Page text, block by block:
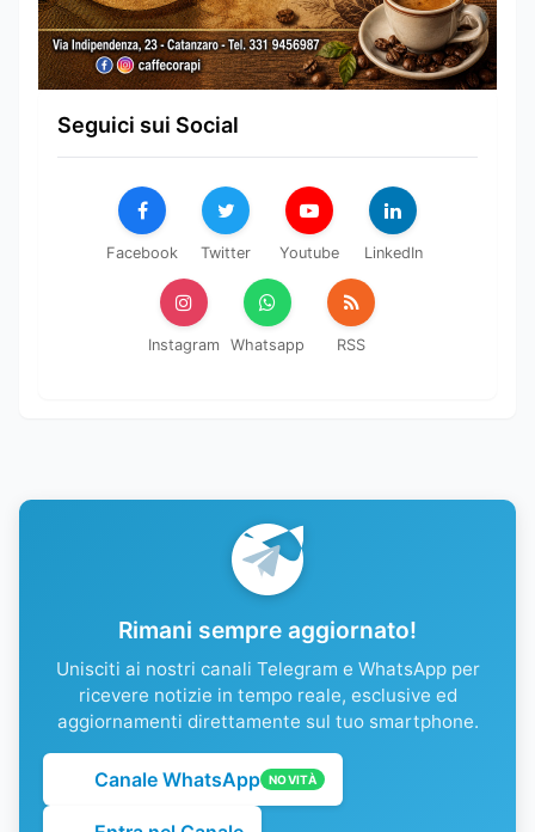
Seguici sui Social
Facebook Twitter Youtube LinkedIn
Instagram Whatsapp RSS
Rimani sempre aggiornato!
Unisciti ai nostri canali Telegram e WhatsApp per
ricevere notizie in tempo reale, esclusive ed
aggiornamenti direttamente sul tuo smartphone.
Canale WhatsApp NOVITÀ